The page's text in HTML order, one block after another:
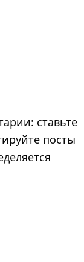
ставьте
посты